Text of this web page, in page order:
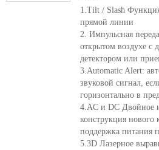
1.Tilt / Slash
прямой линии
2. Импульсная
открытом воздухе с
детектором или
3.Automatic Alert:
звуковой сигнал,
горизонтально в
4.AC и DC Двойное
конструкция нового
поддержка питания
5.3D Лазерное